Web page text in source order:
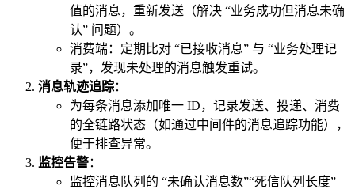
值的消息，重新发送（解决 “业务成功但消息未确
认” 问题）。
消费端：定期比对 “已接收消息” 与 “业务处理记
录”，发现未处理的消息触发重试。
消息轨迹追踪：
为每条消息添加唯一 ID，记录发送、投递、消费
的全链路状态（如通过中间件的消息追踪功能），
便于排查异常。
监控告警：
监控消息队列的 “未确认消息数”“死信队列长度”